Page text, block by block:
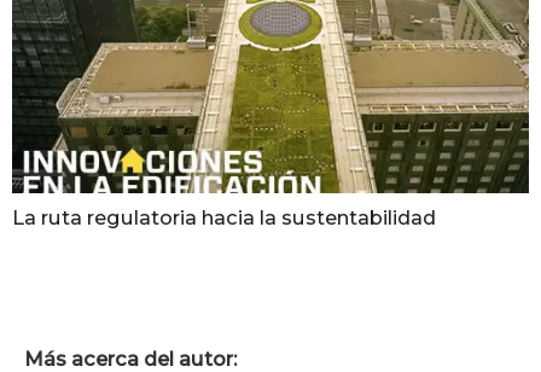
La ruta regulatoria hacia la sustentabilidad
Más acerca del autor: